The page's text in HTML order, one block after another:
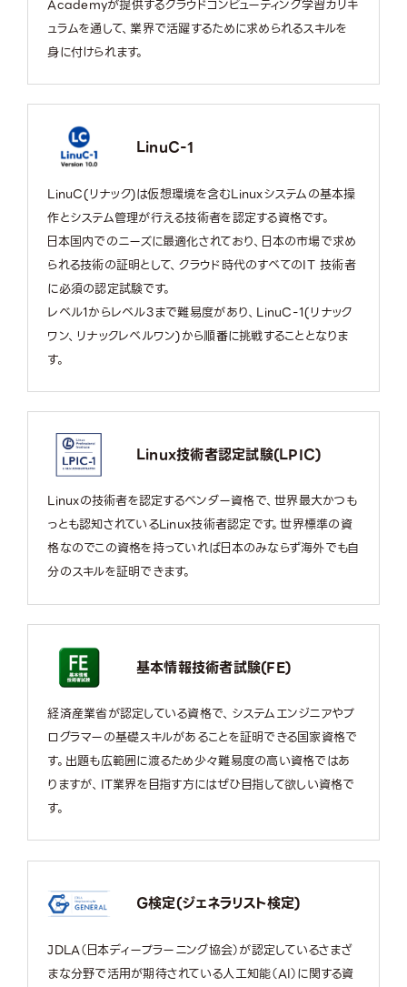
Academyが提供するクラウドコンピューティング学習カリキ
ュラムを通して、業界で活躍するために求められるスキルを
身に付けられます。
LinuC-1
LinuC(リナック)は仮想環境を含むLinuxシステムの基本操
作とシステム管理が行える技術者を認定する資格です。
日本国内でのニーズに最適化されており、日本の市場で求め
られる技術の証明として、クラウド時代のすべてのIT 技術者
に必須の認定試験です。
レベル1からレベル3まで難易度があり、LinuC-1(リナック
ワン、リナックレベルワン)から順番に挑戦することとなりま
す。
Linux技術者認定試験(LPIC)
Linuxの技術者を認定するベンダー資格で、世界最大かつも
っとも認知されているLinux技術者認定です。世界標準の資
格なのでこの資格を持っていれば日本のみならず海外でも自
分のスキルを証明できます。
基本情報技術者試験(FE)
経済産業省が認定している資格で、システムエンジニアやプ
ログラマーの基礎スキルがあることを証明できる国家資格で
す。出題も広範囲に渡るため少々難易度の高い資格ではあ
りますが、IT業界を目指す方にはぜひ目指して欲しい資格で
す。
G検定(ジェネラリスト検定)
JDLA（日本ディープラーニング協会）が認定しているさまざ
まな分野で活用が期待されている人工知能（AI）に関する資